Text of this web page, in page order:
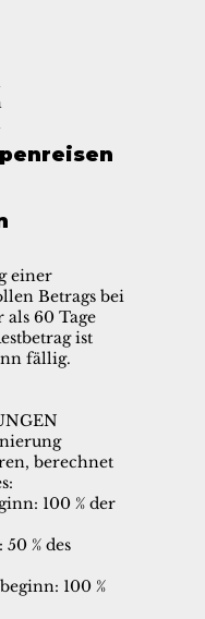
einer
Betrags bei
60 Tage
ist
fällig.
berechnet
100 % der
% des
100 %